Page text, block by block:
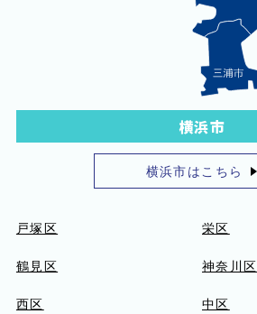
横浜市
横浜市はこちら
戸塚区 栄区
鶴見区 神奈川区
西区 中区